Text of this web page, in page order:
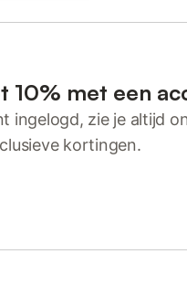
10% met een
ingelogd, zie je altijd
kortingen.